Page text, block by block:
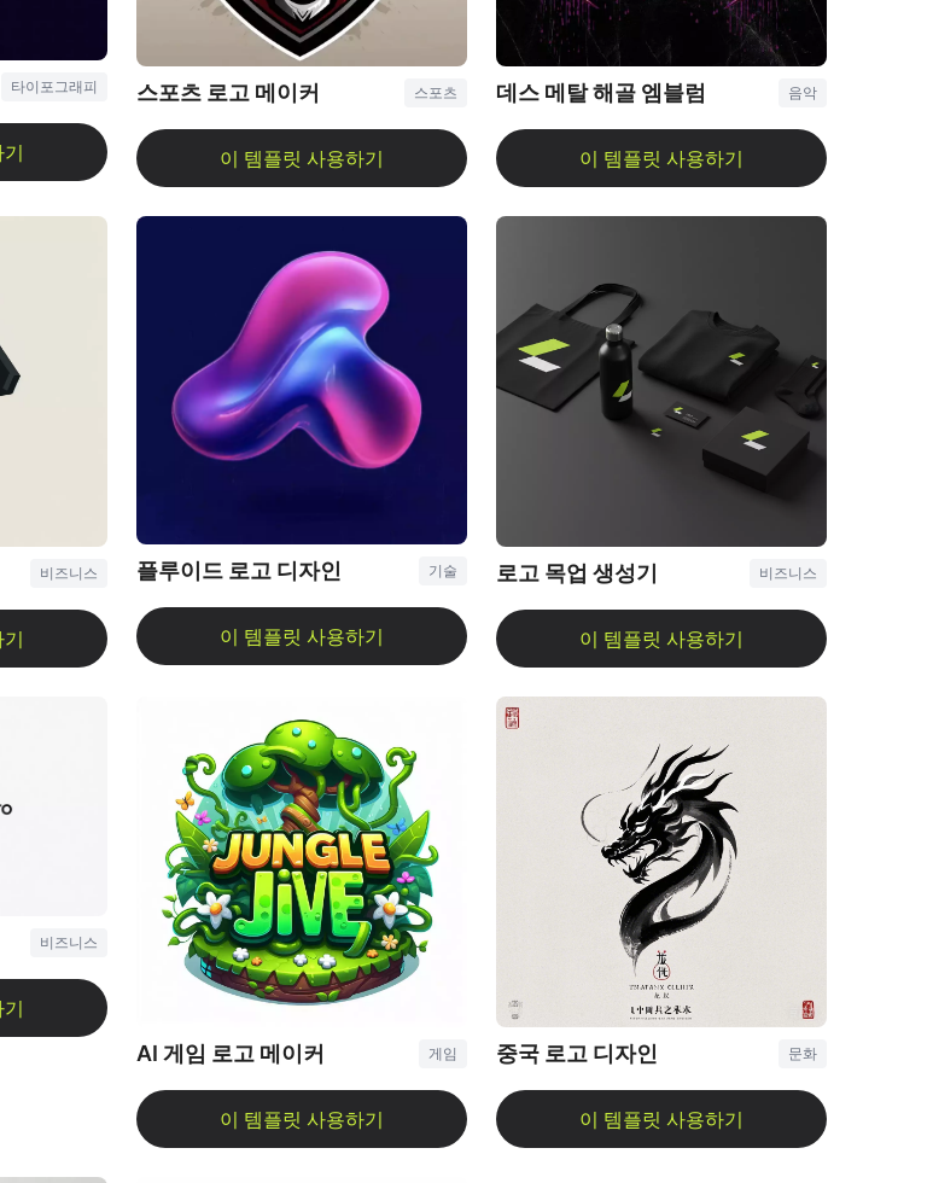
타이포그래피 스포츠 로고 메이커 스포츠 데스 메탈 해골 엠블럼 음악
비즈니스 플루이드 로고 디자인 기술 로고 목업 생성기 비즈니스
비즈니스
AI 게임 로고 메이커 게임 중국 로고 디자인 문화